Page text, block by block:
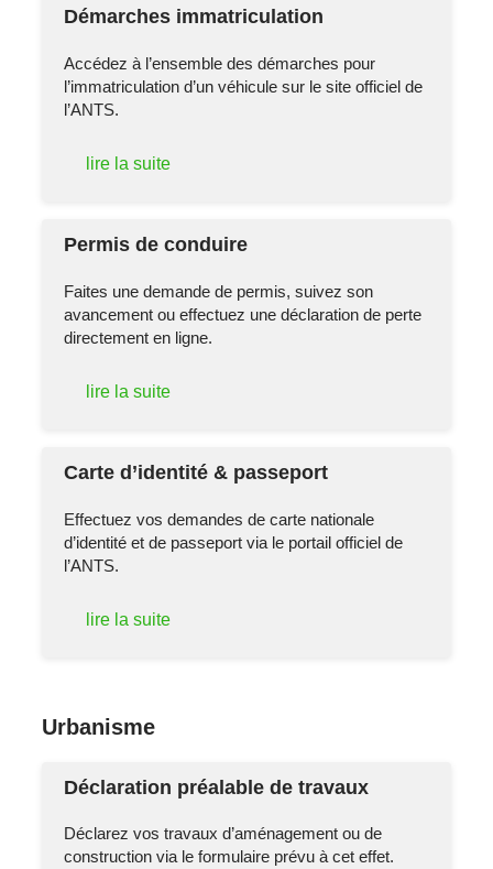
Démarches immatriculation
Accédez à l’ensemble des démarches pour
l’immatriculation d’un véhicule sur le site officiel de
l’ANTS.
lire la suite
Permis de conduire
Faites une demande de permis, suivez son
avancement ou effectuez une déclaration de perte
directement en ligne.
lire la suite
Carte d’identité & passeport
Effectuez vos demandes de carte nationale
d’identité et de passeport via le portail officiel de
l’ANTS.
lire la suite
Urbanisme
Déclaration préalable de travaux
Déclarez vos travaux d’aménagement ou de
construction via le formulaire prévu à cet effet.